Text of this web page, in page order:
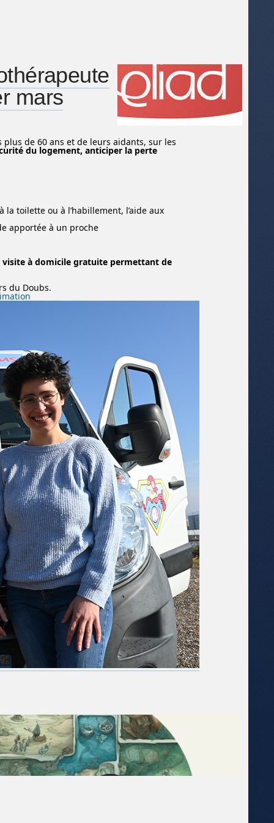
mars
de 60 ans et de leurs aidants, sur les
du logement, anticiper la perte
toilette ou à l’habillement, l’aide aux
apportée à un proche
à domicile gratuite permettant de
du Doubs.